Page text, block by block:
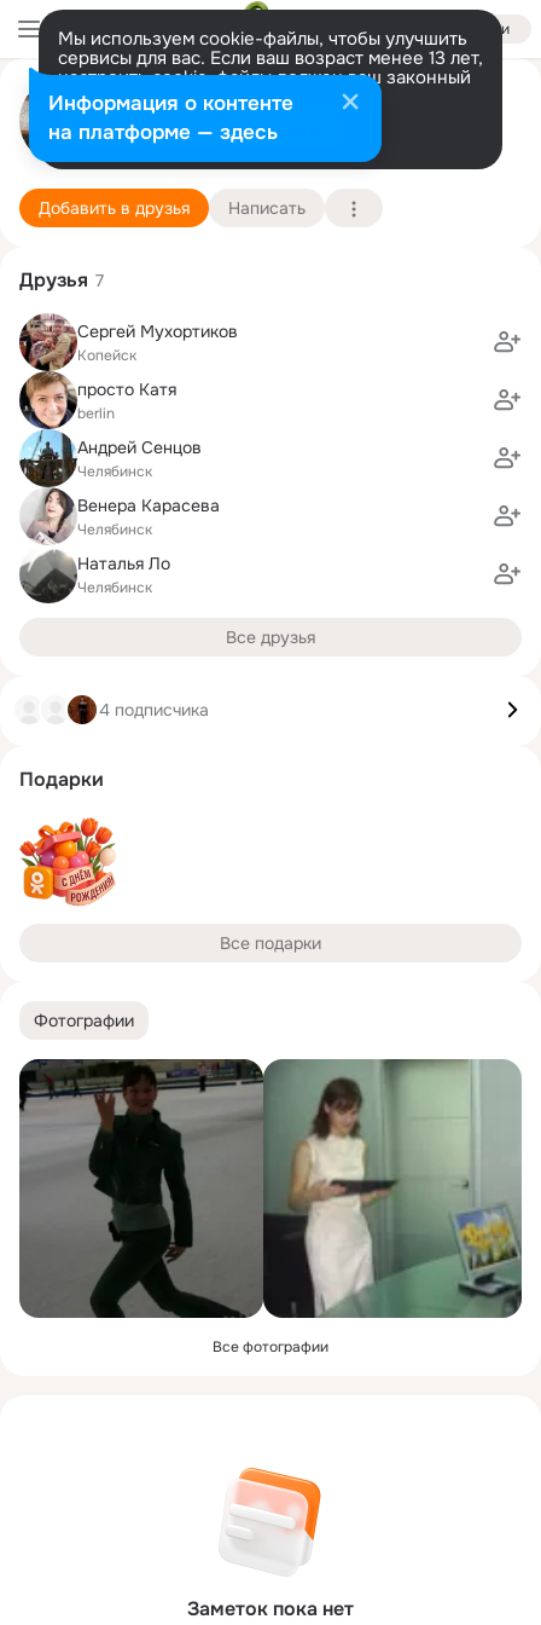
Войти
Мы используем cookie-файлы, чтобы улучшить
сервисы для вас. Если ваш возраст менее 13 лет,
настроить cookie-файлы должен ваш законный
представитель. Больше информации
Разрешить все Настроить
Екатерина Бливернец
Ленкорань
24 сентября (23 года)
84 школа
Подробнее
Добавить в друзья Написать
Фотографии
Все фотографии
Заметок пока нет
Друзья 7
Сергей Мухортиков
Копейск
просто Катя
berlin
Андрей Сенцов
Челябинск
Венера Карасева
Челябинск
Наталья Ло
Челябинск
Все друзья
4 подписчика
Подарки
Все подарки
Информация о контенте
на платформе — здесь